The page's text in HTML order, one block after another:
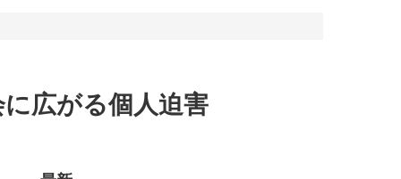
広がる個人迫害